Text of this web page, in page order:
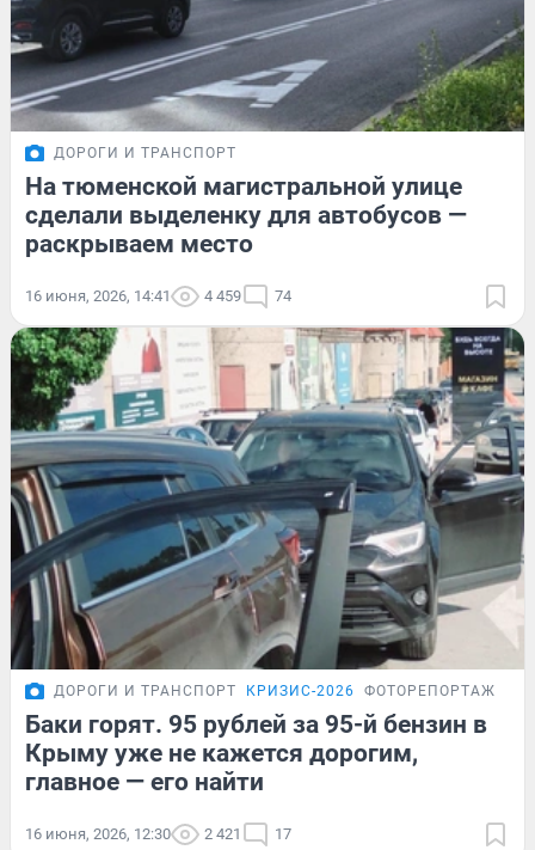
ДОРОГИ И ТРАНСПОРТ
На тюменской магистральной улице
сделали выделенку для автобусов —
раскрываем место
16 июня, 2026, 14:41 4 459 74
ДОРОГИ И ТРАНСПОРТ КРИЗИС-2026 ФОТОРЕПОРТАЖ
Баки горят. 95 рублей за 95-й бензин в
Крыму уже не кажется дорогим,
главное — его найти
16 июня, 2026, 12:30 2 421 17